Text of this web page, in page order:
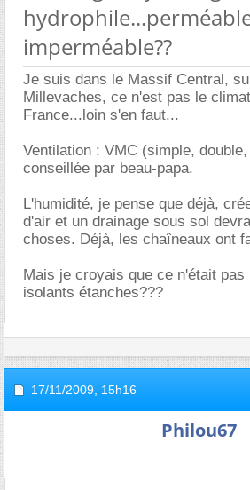
imperméable??
Je suis dans le Massif Central,
Millevaches, ce n'est pas le
France...loin s'en faut...
Ventilation : VMC (simple,
conseillée par beau-papa.
L'humidité, je pense que déjà,
d'air et un drainage sous sol
choses. Déjà, les chaîneaux ont
Mais je croyais que ce n'était pas
isolants étanches???
17/11/2009, 15h16
Philou67